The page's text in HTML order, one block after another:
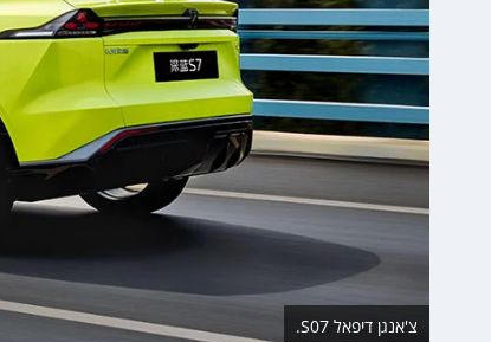
צ'אנגן דיפאל S07.